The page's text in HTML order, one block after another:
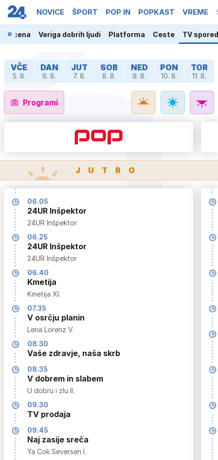
NOVICE ŠPORT POP IN POPKAST VREME
scena Veriga dobrih ljudi Platforma Ceste TV spored
VČE
5. 8.
DAN
6. 8.
JUT
7. 8.
SOB
8. 8.
NED
9. 8.
PON
10. 8.
TOR
11. 8.
Programi
JUTRO
06.05
24UR Inšpektor
24UR Inšpektor
06.25
24UR Inšpektor
24UR Inšpektor
06.40
Kmetija
Kmetija XI.
07.35
V osrčju planin
Lena Lorenz V.
08.30
Vaše zdravje, naša skrb
08.35
V dobrem in slabem
U dobru i zlu II.
09.30
TV prodaja
09.45
Naj zasije sreča
Ya Cok Seversen I.